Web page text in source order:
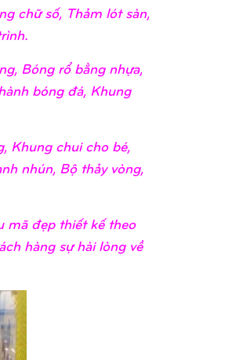
chữ số, Thảm lót sàn,
Bóng rổ bằng nhựa,
bóng đá, Khung
Khung chui cho bé,
nhún, Bộ thảy vòng,
đẹp thiết kế theo
hàng sự hài lòng về